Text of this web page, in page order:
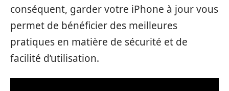
conséquent, garder votre iPhone à jour vous
permet de bénéficier des meilleures
pratiques en matière de sécurité et de
facilité d’utilisation.